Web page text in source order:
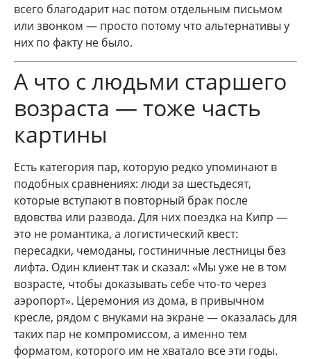
всего благодарит нас потом отдельным письмом
или звонком — просто потому что альтернативы у
них по факту не было.
А что с людьми старшего
возраста — тоже часть
картины
Есть категория пар, которую редко упоминают в
подобных сравнениях: люди за шестьдесят,
которые вступают в повторный брак после
вдовства или развода. Для них поездка на Кипр —
это не романтика, а логистический квест:
пересадки, чемоданы, гостиничные лестницы без
лифта. Один клиент так и сказал: «Мы уже не в том
возрасте, чтобы доказывать себе что-то через
аэропорт». Церемония из дома, в привычном
кресле, рядом с внуками на экране — оказалась для
таких пар не компромиссом, а именно тем
форматом, которого им не хватало все эти годы.